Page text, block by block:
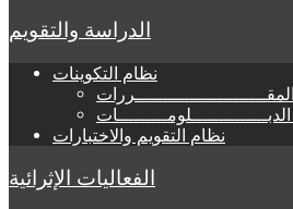
الدراسة والتقويم
نظام التكوينات
نظام التقويم والاختبارات
الفعاليات الإثرائية